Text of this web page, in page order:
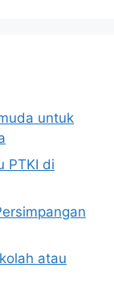
untuk
PTKI di
atau